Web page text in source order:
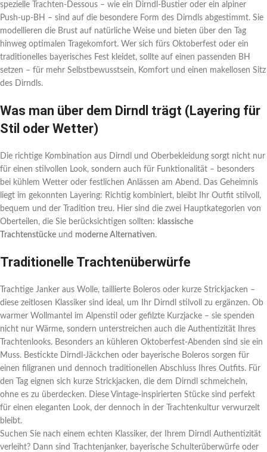
spezielle Trachten-Dessous – wie ein Dirndl-Bustier oder ein alpiner
Push-up-BH – sind auf die besondere Form des Dirndls abgestimmt. Sie
modellieren die Brust auf natürliche Weise und bieten über den Tag
hinweg optimalen Tragekomfort. Wer sich fürs Oktoberfest oder ein
traditionelles bayerisches Fest kleidet, sollte auf einen passenden BH
setzen – für mehr Selbstbewusstsein, Komfort und einen makellosen Sitz
des Dirndls.
Was man über dem Dirndl trägt (Layering für
Stil oder Wetter)
Die richtige Kombination aus Dirndl und Oberbekleidung sorgt nicht nur
für einen stilvollen Look, sondern auch für Funktionalität – besonders
bei kühlem Wetter oder festlichen Anlässen am Abend. Das Geheimnis
liegt im gekonnten Layering: Richtig kombiniert, bleibt Ihr Outfit stilvoll,
bequem und der Tradition treu. Hier sind die zwei Hauptkategorien von
Oberteilen, die Sie berücksichtigen sollten: klassische
Trachtenstücke und moderne Alternativen.
Traditionelle Trachtenüberwürfe
Trachtige Janker aus Wolle, taillierte Boleros oder kurze Strickjacken –
diese zeitlosen Klassiker sind ideal, um Ihr Dirndl stilvoll zu ergänzen. Ob
warmer Wollmantel im Alpenstil oder gefilzte Kurzjacke – sie spenden
nicht nur Wärme, sondern unterstreichen auch die Authentizität Ihres
Trachtenlooks. Besonders an kühleren Oktoberfest-Abenden sind sie ein
Muss. Bestickte Dirndl-Jäckchen oder bayerische Boleros sorgen für
einen filigranen und dennoch traditionellen Abschluss Ihres Outfits. Für
den Tag eignen sich kurze Strickjacken, die dem Dirndl schmeicheln,
ohne es zu überdecken. Diese Vintage-inspirierten Stücke sind perfekt
für einen eleganten Look, der dennoch in der Trachtenkultur verwurzelt
bleibt.
Suchen Sie nach einem echten Klassiker, der Ihrem Dirndl Authentizität
verleiht? Dann sind Trachtenjanker, bayerische Schulterüberwürfe oder